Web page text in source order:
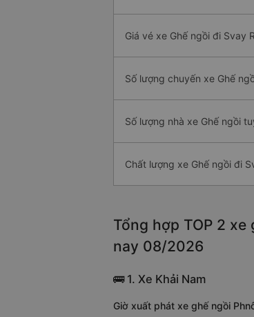
Giá vé xe Ghế ngồi đi Svay
Số lượng chuyến xe Ghế
Số lượng nhà xe Ghế ngồi
Chất lượng xe Ghế ngồi đi
Tổng hợp TOP 2
nay 08/2026
🚌 1. Xe Khải Nam
Giờ xuất phát xe ghế ngồi